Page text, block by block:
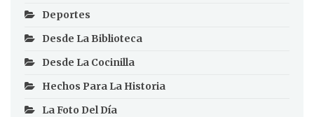
Deportes
Desde La Biblioteca
Desde La Cocinilla
Hechos Para La Historia
La Foto Del Día